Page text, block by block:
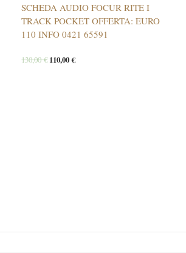
SCHEDA AUDIO FOCUR RITE I
TRACK POCKET OFFERTA: EURO
110 INFO 0421 65591
130,00€110,00€